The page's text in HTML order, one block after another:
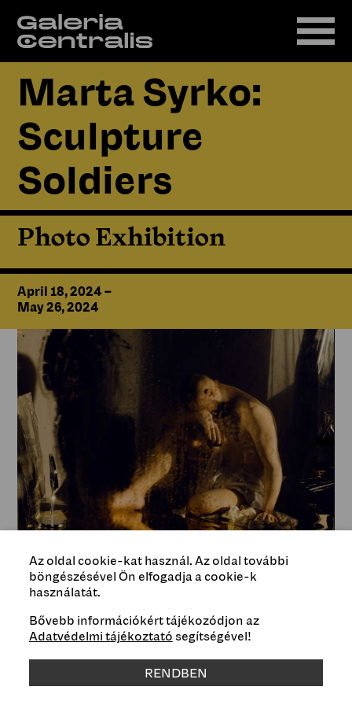
Marta Syrko:
Sculpture
Soldiers
Photo Exhibition
April 18, 2024 –
May 26, 2024
Type
Az oldal cookie-kat használ. Az oldal további
böngészésével Ön elfogadja a cookie-k
használatát.
Bővebb információkért tájékozódjon az
Adatvédelmi tájékoztató segítségével!
RENDBEN